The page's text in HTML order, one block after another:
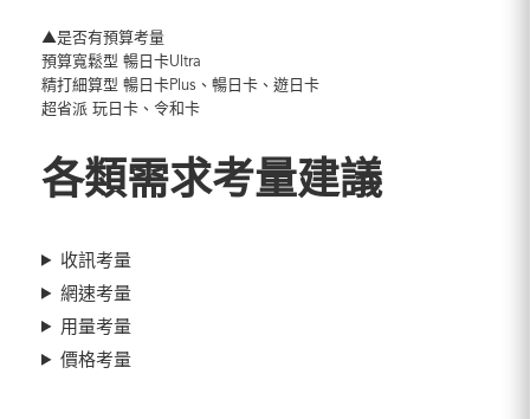
▲是否有預算考量
預算寬鬆型 暢日卡Ultra
精打細算型 暢日卡Plus、暢日卡、遊日卡
超省派 玩日卡、令和卡
各類需求考量建議
收訊考量
網速考量
用量考量
價格考量